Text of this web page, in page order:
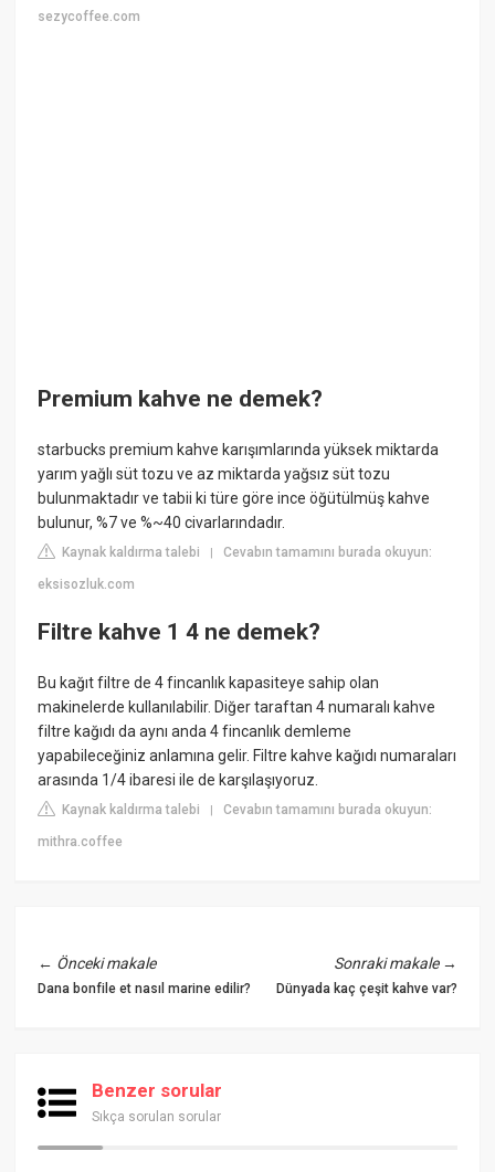
sezycoffee.com
Premium kahve ne demek?
starbucks premium kahve karışımlarında yüksek miktarda
yarım yağlı süt tozu ve az miktarda yağsız süt tozu
bulunmaktadır ve tabii ki türe göre ince öğütülmüş kahve
bulunur, %7 ve %~40 civarlarındadır.
Kaynak kaldırma talebi |Cevabın tamamını burada okuyun:
eksisozluk.com
Filtre kahve 1 4 ne demek?
Bu kağıt filtre de 4 fincanlık kapasiteye sahip olan
makinelerde kullanılabilir. Diğer taraftan 4 numaralı kahve
filtre kağıdı da aynı anda 4 fincanlık demleme
yapabileceğiniz anlamına gelir. Filtre kahve kağıdı numaraları
arasında 1/4 ibaresi ile de karşılaşıyoruz.
Kaynak kaldırma talebi |Cevabın tamamını burada okuyun:
mithra.coffee
← Önceki makale
Dana bonfile et nasıl marine edilir?
Sonraki makale→
Dünyada kaç çeşit kahve var?
Benzer sorular
Sıkça sorulan sorular